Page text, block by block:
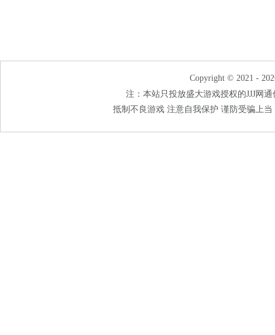
Copyright © 2021 -
注：本站只投放盛大游戏授权的JJJ网
抵制不良游戏 注意自我保护 谨防受骗上